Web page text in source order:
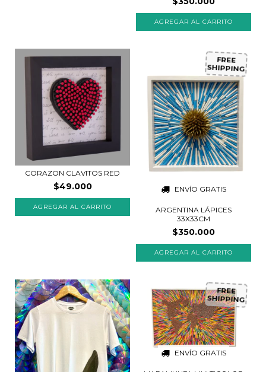
CORAZON CLAVITOS RED
$49.000
AGREGAR AL CARRITO
ENVÍO GRATIS
FREE
SHIPPING
ARGENTINA LÁPICES
33X33CM
$350.000
ENVÍO GRATIS
FREE
SHIPPING